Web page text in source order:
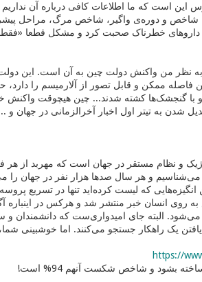
است که ما اطلاعات کافی درباره آن نداریم
شاخص و دوره‌ی واگیر، شاخص مرگ، مراحل
و داروهای خطرناک صحبت کرد و مشکل
به نظر من واکنش دولت‌ چین به آن است. این
فاصله ممکن و قابل تصور از آلارمیسم را
با گنجشک‌ها کشته شدند... چین هیچوقت واکنش
و نظام مستقر در جهان است که مهربد از هر
و هر سال صدها هزار نفر در جهان را
اثر می‌کند! این انگیزه‌هایی که لیست کرده‌اید تنها
به روی انسان خبر منتشر شد و هرکس در اینباره
البته جای امیدواری‌ست که دانشمندان و
یک راهکار جستجو می‌کنند. اما خوشبینی
https://
و شاخص شکست آنهم 94% است!